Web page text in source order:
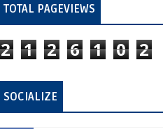
TOTAL PAGEVIEWS
2 1 2 6 1 0 2
SOCIALIZE